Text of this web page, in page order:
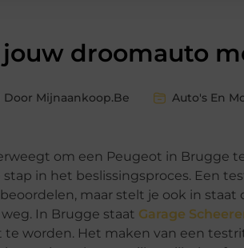
droomauto
Mijnaankoop.Be Auto's En
om een Peugeot in Brugge
stap in het beslissingsproces. Een
maar stelt je ook in
In Brugge staat Garage
te worden. Het maken van een